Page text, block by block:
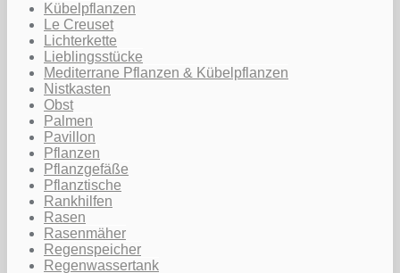
Kübelpflanzen
Le Creuset
Lichterkette
Lieblingsstücke
Mediterrane Pflanzen & Kübelpflanzen
Nistkasten
Obst
Palmen
Pavillon
Pflanzen
Pflanzgefäße
Pflanztische
Rankhilfen
Rasen
Rasenmäher
Regenspeicher
Regenwassertank